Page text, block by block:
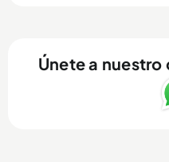
Únete a